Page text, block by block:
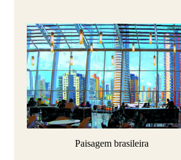
Paisagem brasileira